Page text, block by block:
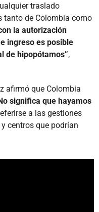
traslado
tanto de Colombia como
la autorización
ingreso es posible
de hipopótamos”,
afirmó que Colombia
significa que hayamos
a las gestiones
centros que podrían